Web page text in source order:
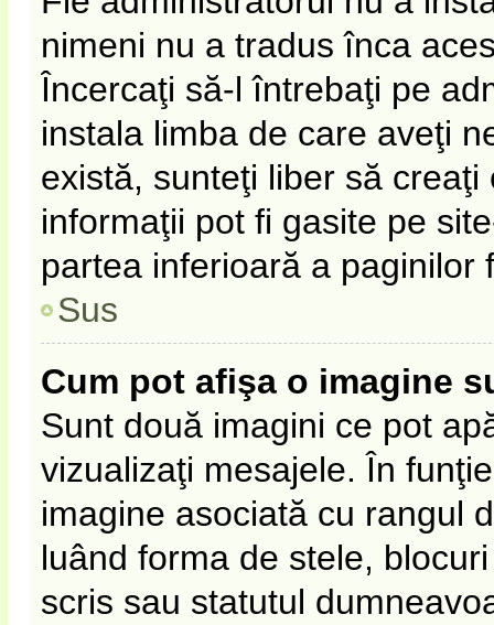
nimeni nu a tradus înca
Încercaţi să-l întrebaţi pe
instala limba de care aveţi
există, sunteţi liber să
informaţii pot fi gasite pe
partea inferioară a paginilor
Sus
Cum pot afişa o imagine
Sunt două imagini ce pot
vizualizaţi mesajele. În
imagine asociată cu rangul
luând forma de stele,
scris sau statutul